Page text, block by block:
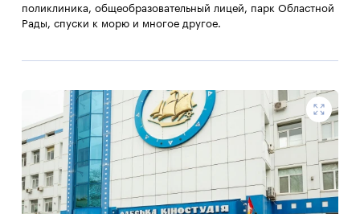
поликлиника, общеобразовательный лицей, парк Областной
Рады, спуски к морю и многое другое.